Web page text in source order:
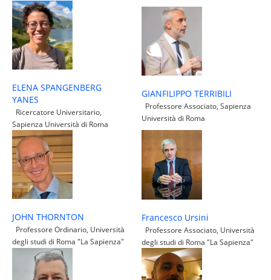
ELENA SPANGENBERG
YANES
Ricercatore Universitario,
Sapienza Università di Roma
GIANFILIPPO TERRIBILI
Professore Associato, Sapienza
Università di Roma
JOHN THORNTON
Professore Ordinario, Università
degli studi di Roma "La Sapienza"
Francesco Ursini
Professore Associato, Università
degli studi di Roma "La Sapienza"